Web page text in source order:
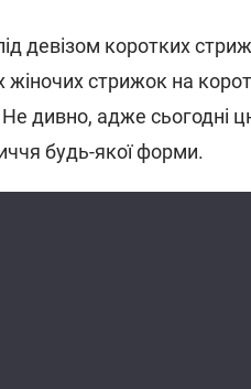
девізом коротких
жіночих стрижок на
дивно, адже сьогодні
будь-якої форми.